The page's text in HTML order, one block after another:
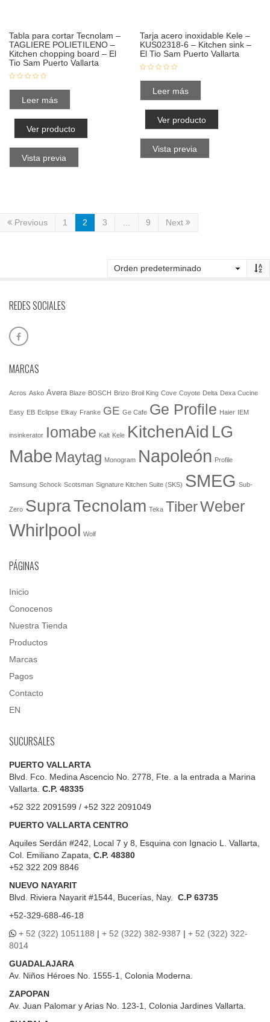
Tabla para cortar Tecnolam –
TAGLIERE POLIETILENO –
Kitchen chopping board – El
Tio Sam Puerto Vallarta
Leer más
Ver producto
Vista previa
Tarja acero inoxidable Kele –
KUS02318-6 – Kitchen sink –
El Tio Sam Puerto Vallarta
Leer más
Ver producto
Vista previa
Previous 1 2 3 9 Next
REDES SOCIALES
MARCAS
Acros Asko Avera Blaze BOSCH Brizo Broil King Cove Coyote Delta Dexa Cucine
Easy EB Eclipse Elkay Franke GE Ge Cafe Ge Profile Haier IEM
insinkerator Iomabe Kalt Kele KitchenAid LG
Mabe Maytag Monogram Napoleón Profile
Samsung Schock Scotsman Signature Kitchen Suite (SKS) SMEG Sub-
Zero SupraTecnolam Teka TiberWeber
Whirlpool Wolf
PÁGINAS
Inicio
Conocenos
Nuestra Tienda
Productos
Marcas
Pagos
Contacto
EN
SUCURSALES
PUERTO VALLARTA
Blvd. Fco. Medina Ascencio No. 2778, Fte. a la entrada a Marina
Vallarta. C.P. 48335
+52 322 2091599 / +52 322 2091049
PUERTO VALLARTA CENTRO
Aquiles Serdán #242, Local 7 y 8, Esquina con Ignacio L. Vallarta,
Col. Emiliano Zapata, C.P. 48380
+52 322 209 8846
NUEVO NAYARIT
Blvd.
Riviera Nayarit #1544, Bucerías, Nay. C.P 63735
+52-329-688-46-18
+ 52 (322) 1051188 | + 52 (322) 382-9387 | + 52 (322) 322-
8014
GUADALAJARA
Av. Niños Héroes No. 1555-1, Colonia Moderna.
ZAPOPAN
Av. Juan Palomar y Arias No. 123-1, Colonia Jardines Vallarta.